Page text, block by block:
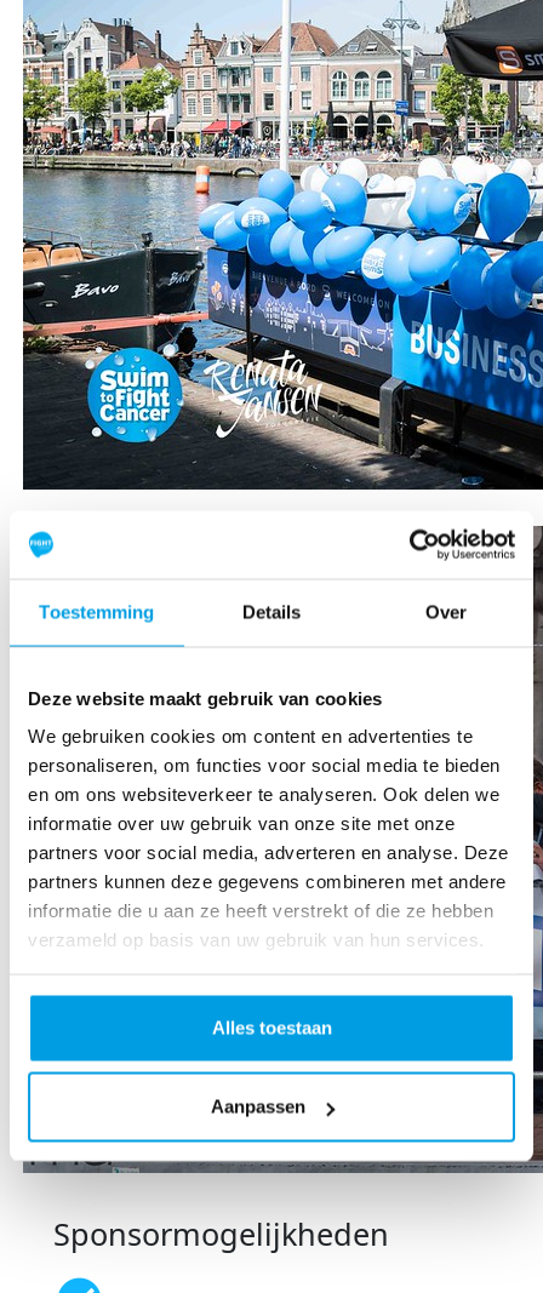
Toestemming Details Over
Deze website maakt gebruik van cookies
We gebruiken cookies om content en advertenties te
personaliseren, om functies voor social media te bieden
en om ons websiteverkeer te analyseren. Ook delen we
informatie over uw gebruik van onze site met onze
partners voor social media, adverteren en analyse. Deze
partners kunnen deze gegevens combineren met andere
informatie die u aan ze heeft verstrekt of die ze hebben
verzameld op basis van uw gebruik van hun services.
Alles toestaan
Aanpassen
Sponsormogelijkheden